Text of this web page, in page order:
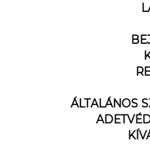
ÁLTALÁNOS